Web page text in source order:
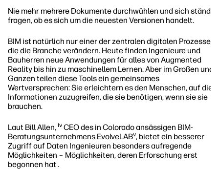
Nie mehr mehrere Dokumente durchwühlen und sich ständig
fragen, ob es sich um die neuesten Versionen handelt.
BIM ist natürlich nur einer der zentralen digitalen Prozesse,
die die Branche verändern. Heute finden Ingenieure und
Bauherren neue Anwendungen für alles von Augmented
Reality bis hin zu maschinellem Lernen. Aber im Großen und
Ganzen teilen diese Tools ein gemeinsames
Wertversprechen: Sie erleichtern es den Menschen, auf die
Informationen zuzugreifen, die sie benötigen, wenn sie sie
brauchen.
Laut Bill Allen, iv CEO des in Colorado ansässigen BIM-
Beratungsunternehmens EvolveLABv, bietet ein besserer
Zugriff auf Daten Ingenieuren besonders aufregende
Möglichkeiten – Möglichkeiten, deren Erforschung erst
begonnen hat .